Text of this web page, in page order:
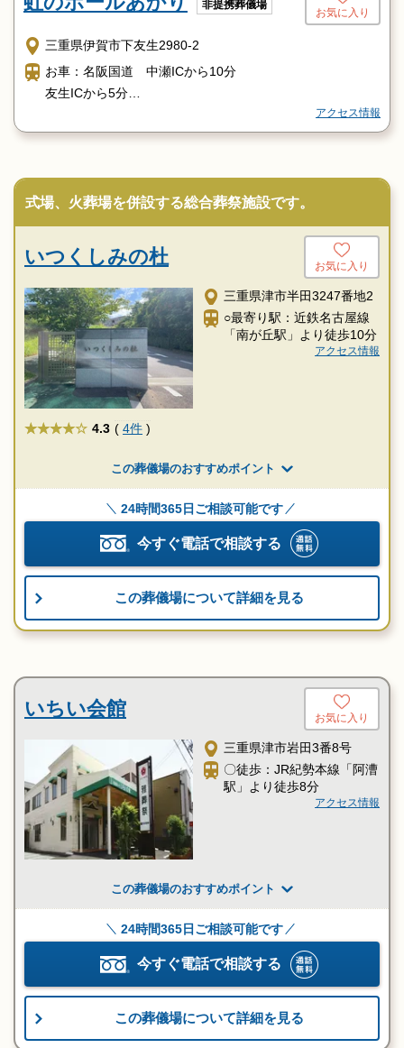
非提携葬儀場
お気に入り
三重県伊賀市下友生2980-2
お車：名阪国道 中瀬ICから10分
友生ICから5分
アクセス情報
式場、火葬場を併設する総合葬祭施設です。
いつくしみの杜 お気に入り
三重県津市半田3247番地2
○最寄り駅：近鉄名古屋線
「南が丘駅」より徒歩10分
アクセス情報
★★★★ 4.3 ( 4件 )
この葬儀場のおすすめポイント
24時間365日ご相談可能です
今すぐ電話で相談する
この葬儀場について詳細を見る
いちい会館 お気に入り
三重県津市岩田3番8号
〇徒歩：JR紀勢本線「阿漕
駅」より徒歩8分
アクセス情報
この葬儀場のおすすめポイント
24時間365日ご相談可能です
今すぐ電話で相談する
この葬儀場について詳細を見る